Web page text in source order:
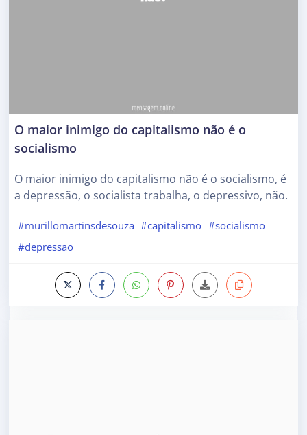
O maior inimigo do capitalismo não é o
socialismo
O maior inimigo do capitalismo não é o socialismo, é
a depressão, o socialista trabalha, o depressivo, não.
#murillomartinsdesouza #capitalismo #socialismo
#depressao